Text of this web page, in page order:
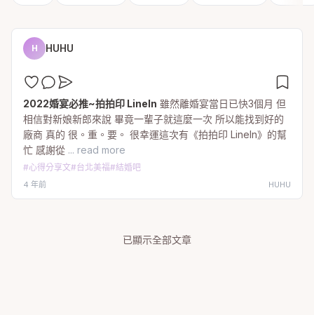
H HUHU
2022婚宴必推~拍拍印 LineIn 雖然離婚宴當日已快3個月 但
相信對新娘新郎來說 畢竟一輩子就這麼一次 所以能找到好的
廠商 真的 很。重。要。 很幸運這次有《拍拍印 LineIn》的幫
忙 感謝從 ... read more
#心得分享文#台北美福#結婚吧
4 年前 HUHU
已顯示全部文章